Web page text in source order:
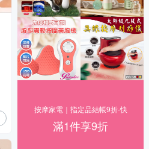
按摩家電｜指定品結帳9折-快
滿1件享9折